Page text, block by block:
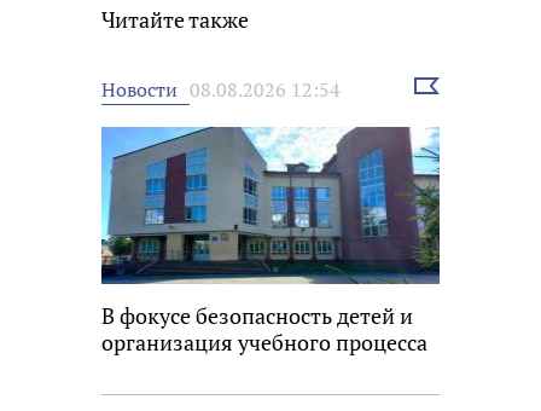
Читайте также
Новости 08.08.2026 12:54
Выбрать
В фокусе безопасность детей и
организация учебного процесса